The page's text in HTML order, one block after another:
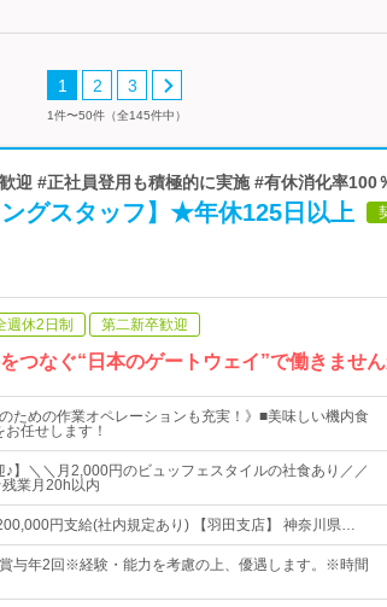
1 2 3
1件〜50件（全145件中）
迎 #正社員登用も積極的に実施 #有休消化率100
グスタッフ】★年休125日以上
週休2日制 第二新卒歓迎
つなぐ“日本のゲートウェイ”で働きませ
ための作業オペレーションも充実！》■美味しい機内食
任せします！
♪】＼＼月2,000円のビュッフェスタイルの社食あり／／
業月20h以内
円支給(社内規定あり) 【羽田支店】 神奈川県…
与年2回※経験・能力を考慮の上、優遇します。※時間